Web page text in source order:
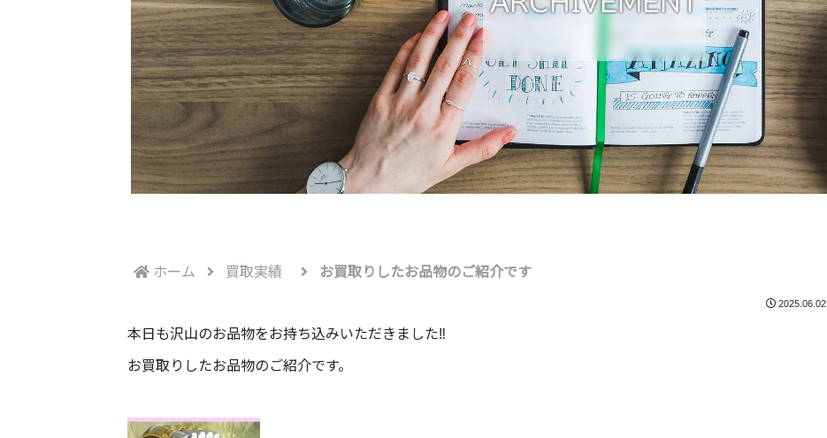
ホーム 買取実績 お買取りしたお品物のご紹介です
2025.06.02
本日も沢山のお品物をお持ち込みいただきました‼️
お買取りしたお品物のご紹介です。